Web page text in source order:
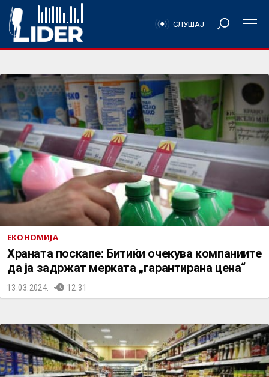
СЛУШАЈ
ЕКОНОМИЈА
Храната поскапе: Битиќи очекува компаниите
да ја задржат мерката „гарантирана цена“
13.03.2024. 12:31